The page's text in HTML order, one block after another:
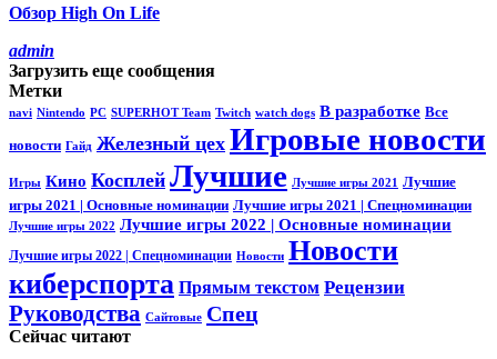
Обзор High On Life
admin
Загрузить еще сообщения
Метки
navi Nintendo PC SUPERHOT Team Twitch watch dogs В разработке Все
новости Гайд Железный цех Игровые новости
Игры Кино Косплей Лучшие Лучшие игры 2021
Лучшие
игры 2021 | Основные номинации Лучшие игры 2021 | Спецноминации
Лучшие игры 2022 Лучшие игры 2022 | Основные номинации
Лучшие игры 2022 | Спецноминации Новости Новости
киберспорта Прямым текстом Рецензии
Руководства Сайтовые Спец
Сейчас читают